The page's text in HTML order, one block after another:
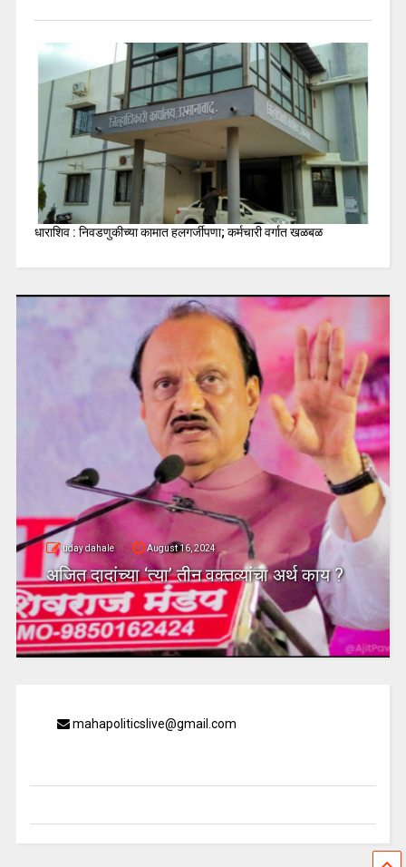
धाराशिव : निवडणुकीच्या कामात हलगर्जीपणा; कर्मचारी वर्गात खळबळ
uday dahale August 16, 2024
अजित दादांच्या ‘त्या’ तीन वक्तव्यांचा अर्थ काय ?
mahapoliticslive@gmail.com